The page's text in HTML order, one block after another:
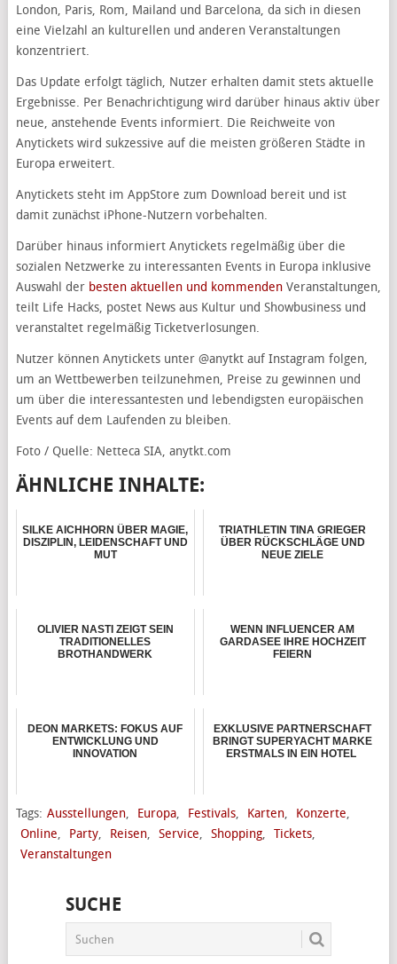
London, Paris, Rom, Mailand und Barcelona, da sich in diesen
eine Vielzahl an kulturellen und anderen Veranstaltungen
konzentriert.
Das Update erfolgt täglich, Nutzer erhalten damit stets aktuelle
Ergebnisse. Per Benachrichtigung wird darüber hinaus aktiv über
neue, anstehende Events informiert. Die Reichweite von
Anytickets wird sukzessive auf die meisten größeren Städte in
Europa erweitert.
Anytickets steht im AppStore zum Download bereit und ist
damit zunächst iPhone-Nutzern vorbehalten.
Darüber hinaus informiert Anytickets regelmäßig über die
sozialen Netzwerke zu interessanten Events in Europa inklusive
Auswahl der besten aktuellen und kommendenVeranstaltungen,
teilt Life Hacks, postet News aus Kultur und Showbusiness und
veranstaltet regelmäßig Ticketverlosungen.
Nutzer können Anytickets unter @anytkt auf Instagram folgen,
um an Wettbewerben teilzunehmen, Preise zu gewinnen und
um über die interessantesten und lebendigsten europäischen
Events auf dem Laufenden zu bleiben.
Foto / Quelle: Netteca SIA, anytkt.com
ÄHNLICHE INHALTE:
SILKE AICHHORN ÜBER MAGIE,
DISZIPLIN, LEIDENSCHAFT UND
MUT
TRIATHLETIN TINA GRIEGER
ÜBER RÜCKSCHLÄGE UND
NEUE ZIELE
OLIVIER NASTI ZEIGT SEIN
TRADITIONELLES
BROTHANDWERK
WENN INFLUENCER AM
GARDASEE IHRE HOCHZEIT
FEIERN
DEON MARKETS: FOKUS AUF
ENTWICKLUNG UND
INNOVATION
EXKLUSIVE PARTNERSCHAFT
BRINGT SUPERYACHT MARKE
ERSTMALS IN EIN HOTEL
Tags: Ausstellungen, Europa, Festivals, Karten, Konzerte,
Online, Party, Reisen, Service, Shopping, Tickets,
Veranstaltungen
SUCHE